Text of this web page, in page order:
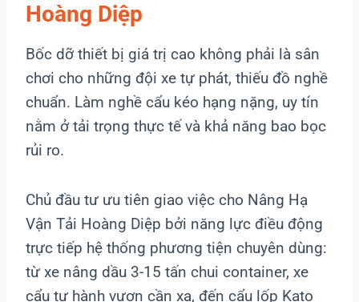
Hoàng Diệp
Bốc dỡ thiết bị giá trị cao không phải là sân
chơi cho những đội xe tự phát, thiếu đồ nghề
chuẩn. Làm nghề cẩu kéo hạng nặng, uy tín
nằm ở tải trọng thực tế và khả năng bao bọc
rủi ro.
Chủ đầu tư ưu tiên giao việc cho Nâng Hạ
Vận Tải Hoàng Diệp bởi năng lực điều động
trực tiếp hệ thống phương tiện chuyên dùng:
từ xe nâng dầu 3-15 tấn chui container, xe
cẩu tự hành vươn cần xa, đến cẩu lốp Kato